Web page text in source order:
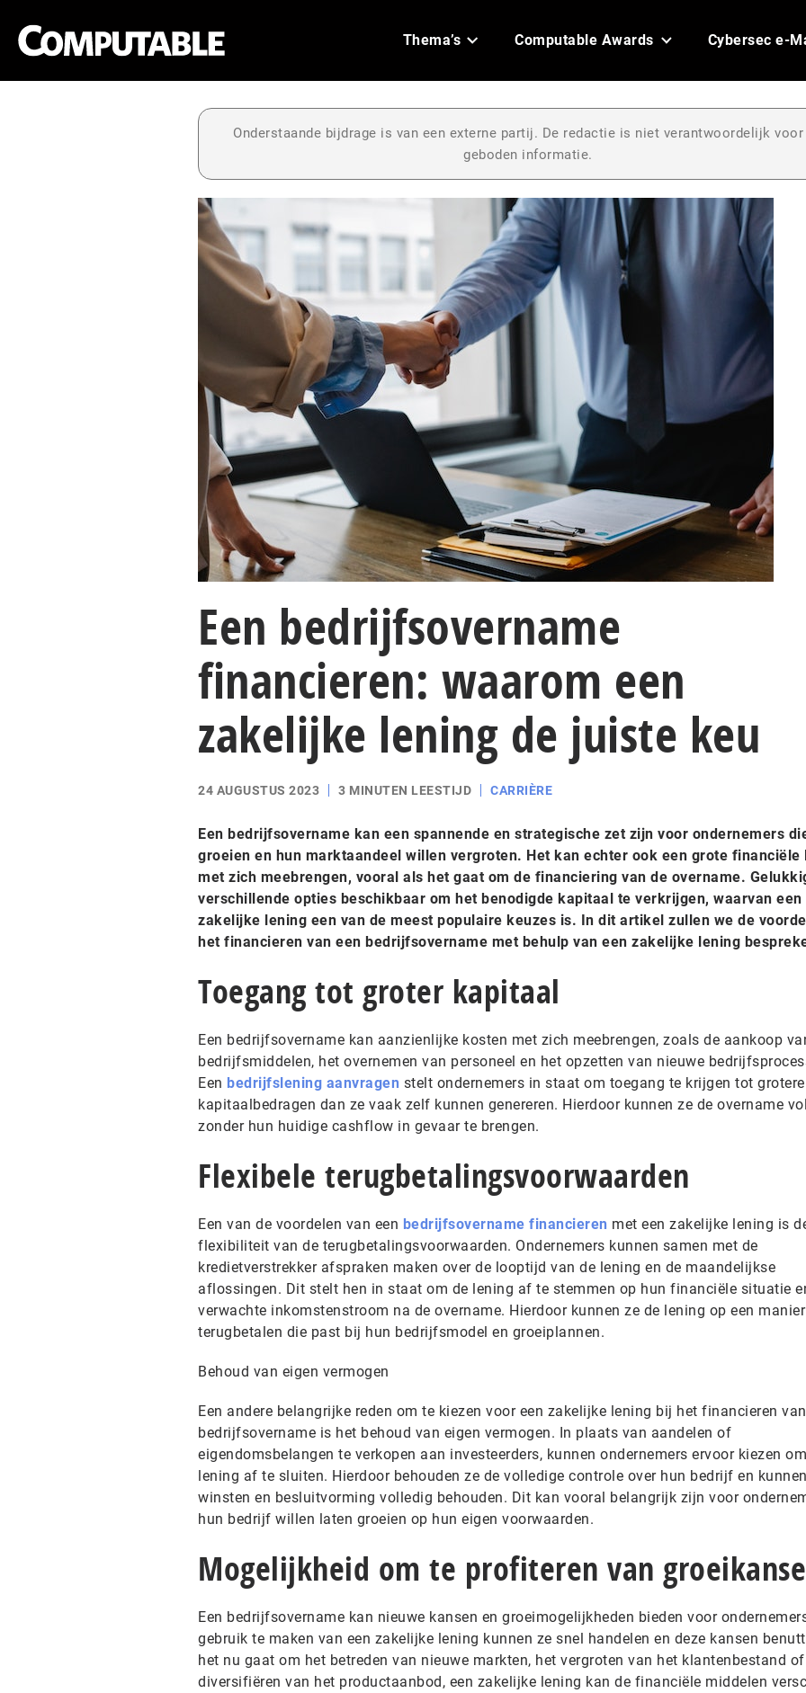
Thema’s Computable Awards Cybersec e-
Onderstaande bijdrage is van een externe partij. De redactie is niet verantwoordelijk voor
geboden informatie.
Een bedrijfsovername
financieren: waarom een
zakelijke lening de juiste keu
24 AUGUSTUS 2023 3 MINUTEN LEESTIJD CARRIÈRE
Een bedrijfsovername kan een spannende en strategische zet zijn voor ondernemers
groeien en hun marktaandeel willen vergroten. Het kan echter ook een grote financiële
met zich meebrengen, vooral als het gaat om de financiering van de overname.
verschillende opties beschikbaar om het benodigde kapitaal te verkrijgen, waarvan een
zakelijke lening een van de meest populaire keuzes is. In dit artikel zullen we de
het financieren van een bedrijfsovername met behulp van een zakelijke lening
Toegang tot groter kapitaal
Een bedrijfsovername kan aanzienlijke kosten met zich meebrengen, zoals de aankoop
bedrijfsmiddelen, het overnemen van personeel en het opzetten van nieuwe
Een bedrijfslening aanvragen stelt ondernemers in staat om toegang te krijgen tot grotere
kapitaalbedragen dan ze vaak zelf kunnen genereren. Hierdoor kunnen ze de overname
zonder hun huidige cashflow in gevaar te brengen.
Flexibele terugbetalingsvoorwaarden
Een van de voordelen van een bedrijfsovername financieren met een zakelijke lening is
flexibiliteit van de terugbetalingsvoorwaarden. Ondernemers kunnen samen met de
kredietverstrekker afspraken maken over de looptijd van de lening en de maandelijkse
aflossingen. Dit stelt hen in staat om de lening af te stemmen op hun financiële situatie
verwachte inkomstenstroom na de overname. Hierdoor kunnen ze de lening op een manier
terugbetalen die past bij hun bedrijfsmodel en groeiplannen.
Behoud van eigen vermogen
Een andere belangrijke reden om te kiezen voor een zakelijke lening bij het financieren
bedrijfsovername is het behoud van eigen vermogen. In plaats van aandelen of
eigendomsbelangen te verkopen aan investeerders, kunnen ondernemers ervoor kiezen
lening af te sluiten. Hierdoor behouden ze de volledige controle over hun bedrijf en
winsten en besluitvorming volledig behouden. Dit kan vooral belangrijk zijn voor
hun bedrijf willen laten groeien op hun eigen voorwaarden.
Mogelijkheid om te profiteren van
Een bedrijfsovername kan nieuwe kansen en groeimogelijkheden bieden voor
gebruik te maken van een zakelijke lening kunnen ze snel handelen en deze kansen
het nu gaat om het betreden van nieuwe markten, het vergroten van het klantenbestand
diversifiëren van het productaanbod, een zakelijke lening kan de financiële middelen